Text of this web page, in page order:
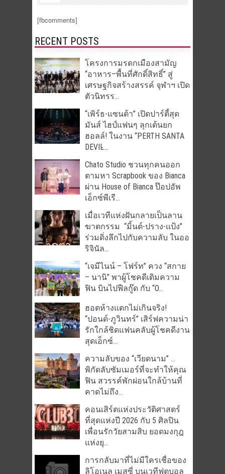
[fbcomments]
RECENT POSTS
โครงการมรดกเมืองสามัญ
“อาหาร–พื้นที่ศักดิ์สิทธิ์” สู่
เศรษฐกิจสร้างสรรค์ จุฬาฯ เปิด
ตัวนิทรร...
“เพิร์ธ-แซนต้า” เปิดปาร์ตี้สุด
มันส์ ไฮป์แฟนๆ ลุกเต้นยก
ฮอลล์! ในงาน “PERTH SANTA
DEVIL̵...
Chato Studio ชวนทุกคนออก
ตามหา Scrapbook ของ Bianca
ผ่าน House of Bianca ป๊อปอัพ
เอ็กซ์พีเรี...
เมื่อเวทีแห่งฝันกลายเป็นลาน
ฆาตกรรม “มิ้นต์-ปราง-แป้ง”
ร่วมดิ่งลึกไปกับความลับ ในออ
ริจินัล...
“เจมีไนน์ – โฟร์ท” ควง “สกาย
– นานิ” พาผู้โชคดีเติมความ
ฟิน บินไปฟีลกู๊ด กับ “O...
ฮอตห้างแตกไม่เกินจริง!
“ปอนด์-ภูวินทร์” เสิร์ฟความน่า
รักใกล้ชิดแฟนคลับผู้โชคดีงาน
สุดเอ็กซ์...
ความลับของ “เวียดนาม” …
พิกัดลับซัมเมอร์ที่จะทำให้คุณ
ฟิน สวรรค์พักผ่อนใกล้บ้านที่
คาดไม่ถึง...
คอนเสิร์ตแห่งประวัติศาสตร์
ที่สุดแห่งปี 2026 กับ 5 ศิลปิน
เพื่อนรักวัยสามสิบ ยอดมงกุฎ
แห่งยุ...
การกลับมาที่ไม่มีใครเชื่อของ
ลิโอเนล เมสซี่ บนเวทีฟุตบอล